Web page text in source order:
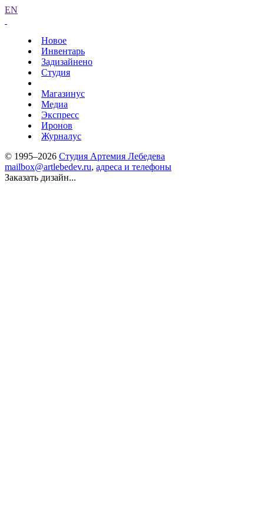
EN
Новое
Инвентарь
Задизайнено
Студия
Магазинус
Медиа
Экспресс
Иронов
Журналус
© 1995–2026 Студия Артемия Лебедева
mailbox@artlebedev.ru, адреса и телефоны
Заказать дизайн...